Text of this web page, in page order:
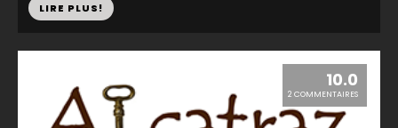
LIRE PLUS!
10.0
2 COMMENTAIRES